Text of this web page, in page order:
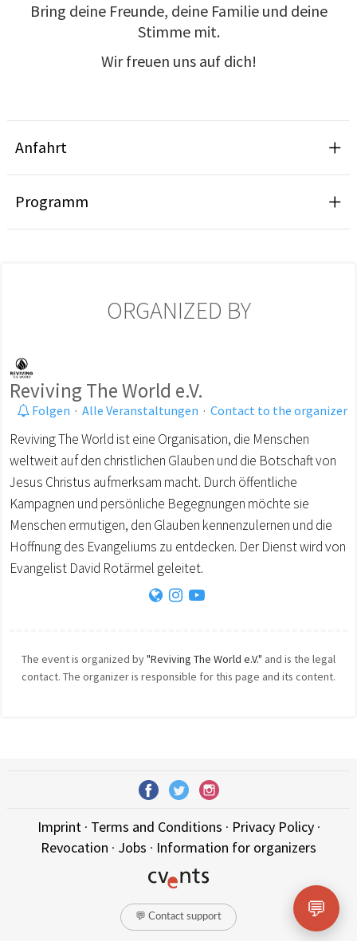
Bring deine Freunde, deine Familie und deine
Stimme mit.
Wir freuen uns auf dich!
Anfahrt
Programm
ORGANIZED BY
Reviving The World e.V.
Folgen · Alle Veranstaltungen · Contact to the organizer
Reviving The World ist eine Organisation, die Menschen
weltweit auf den christlichen Glauben und die Botschaft von
Jesus Christus aufmerksam macht. Durch öffentliche
Kampagnen und persönliche Begegnungen möchte sie
Menschen ermutigen, den Glauben kennenzulernen und die
Hoffnung des Evangeliums zu entdecken. Der Dienst wird von
Evangelist David Rotärmel geleitet.
The event is organized by"Reviving The World e.V." and is the legal
contact. The organizer is responsible for this page and its content.
Imprint· Terms and Conditions · Privacy Policy·
Revocation · Jobs · Information for organizers
💬 Contact support 💬